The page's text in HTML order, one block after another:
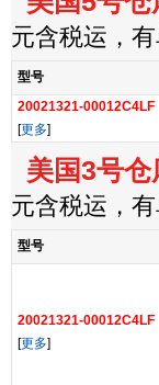
元含税运，
型号
20021321-00012C4LF
[更多]
美国3号仓
元含税运，
型号
20021321-00012C4LF
[更多]